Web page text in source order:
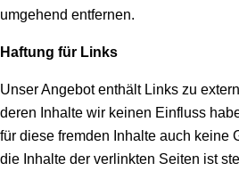
umgehend entfernen.
Haftung für Links
Unser Angebot enthält Links zu
deren Inhalte wir keinen Einfluss
für diese fremden Inhalte auch keine
die Inhalte der verlinkten Seiten ist